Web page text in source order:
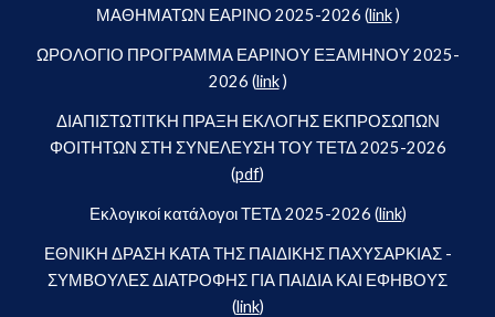
ΜΑΘΗΜΑΤΩΝ ΕΑΡΙΝΟ 2025-2026 (link )
ΩΡΟΛΟΓΙΟ ΠΡΟΓΡΑΜΜΑ ΕΑΡΙΝΟΥ ΕΞΑΜΗΝΟΥ 2025-
2026 (link )
ΔΙΑΠΙΣΤΩΤΙΤΚΗ ΠΡΑΞΗ ΕΚΛΟΓΗΣ ΕΚΠΡΟΣΩΠΩΝ
ΦΟΙΤΗΤΩΝ ΣΤΗ ΣΥΝΕΛΕΥΣΗ ΤΟΥ ΤΕΤΔ 2025-2026
(pdf)
Εκλογικοί κατάλογοι ΤΕΤΔ 2025-2026 (link)
ΕΘΝΙΚΗ ΔΡΑΣΗ ΚΑΤΑ ΤΗΣ ΠΑΙΔΙΚΗΣ ΠΑΧΥΣΑΡΚΙΑΣ -
ΣΥΜΒΟΥΛΕΣ ΔΙΑΤΡΟΦΗΣ ΓΙΑ ΠΑΙΔΙΑ ΚΑΙ ΕΦΗΒΟΥΣ
(link)